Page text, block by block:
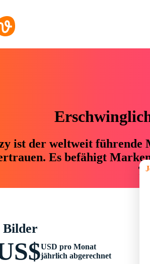
ist der weltweit führende
Es befähigt
USD pro Monat
jährlich abgerechnet